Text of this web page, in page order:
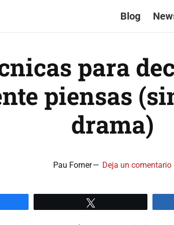
Blog
para
piensas
drama)
Pau Forner Deja un comentario